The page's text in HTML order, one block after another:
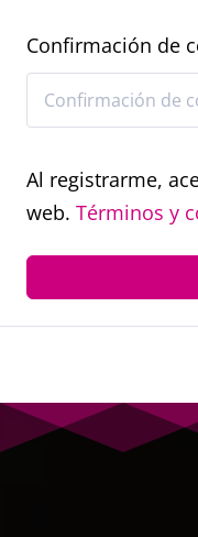
Confirmación de
Al registrarme,
web. Términos y